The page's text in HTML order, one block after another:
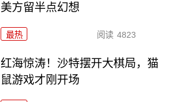
美方留半点幻想
最热 阅读 4823
红海惊涛！沙特摆开大棋局，猫
鼠游戏才刚开场